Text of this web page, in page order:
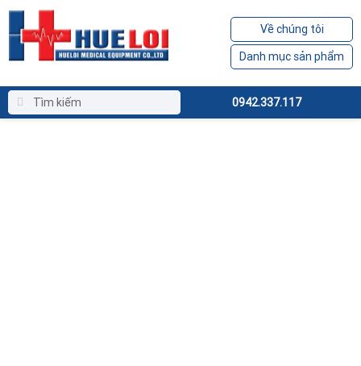
Về chúng tôi
Danh mục sản phẩm
0942.337.117